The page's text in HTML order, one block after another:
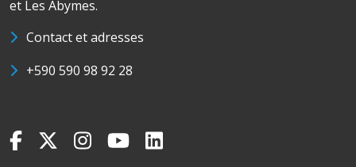
et Les Abymes.
Contact et adresses
+590 590 98 92 28